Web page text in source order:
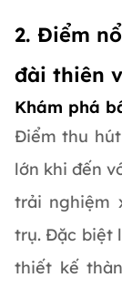
2. Điểm
đài thiên
Khám phá
Điểm thu
lớn khi đến
trải nghiệm
trụ. Đặc biệt
thiết kế